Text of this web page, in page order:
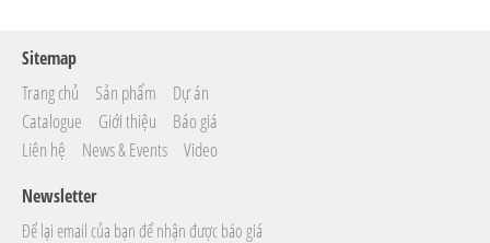
Sitemap
Trang chủ Sản phẩm
Dự án
Catalogue
Giới thiệu
Báo giá
Liên hệ
News & Events Video
Newsletter
Để lại email của bạn để nhận được báo giá